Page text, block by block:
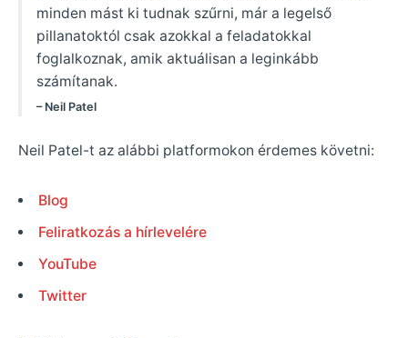
minden mást ki tudnak szűrni, már a legelső
pillanatoktól csak azokkal a feladatokkal
foglalkoznak, amik aktuálisan a leginkább
számítanak.
– Neil Patel
Neil Patel-t az alábbi platformokon érdemes követni:
Blog
Feliratkozás a hírlevelére
YouTube
Twitter